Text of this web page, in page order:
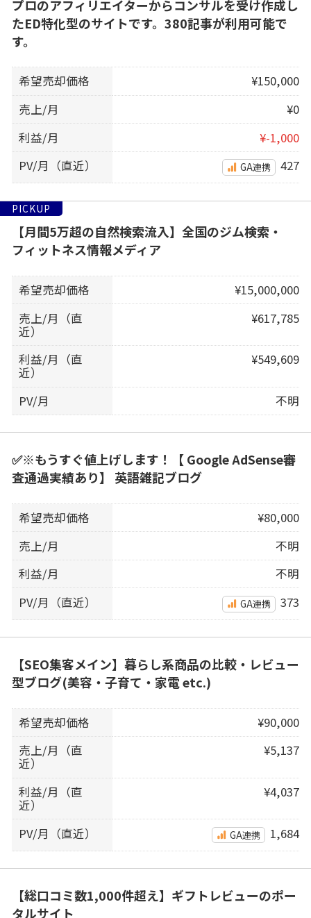
プロのアフィリエイターからコンサルを受け作成し
たED特化型のサイトです。380記事が利用可能で
す。
希望売却価格
¥150,000
売上/月
¥0
利益/月
¥-1,000
PV/月（直近）
GA連携 427
PICKUP
【月間5万超の自然検索流入】全国のジム検索・
フィットネス情報メディア
希望売却価格
¥15,000,000
売上/月（直
近）
¥617,785
利益/月（直
近）
¥549,609
PV/月 不明
✅※もうすぐ値上げします！【 Google AdSense審
査通過実績あり】 英語雑記ブログ
希望売却価格
¥80,000
売上/月
不明
利益/月
不明
PV/月（直近）
GA連携 373
【SEO集客メイン】暮らし系商品の比較・レビュー
型ブログ(美容・子育て・家電 etc.)
希望売却価格
¥90,000
売上/月（直
近）
¥5,137
利益/月（直
近）
¥4,037
PV/月（直近） GA連携 1,684
【総口コミ数1,000件超え】ギフトレビューのポー
タルサイト